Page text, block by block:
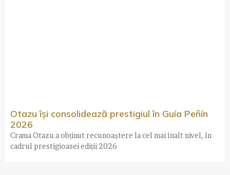
Otazu își consolidează prestigiul în Guía Peñín
2026
Crama Otazu a obținut recunoaștere la cel mai înalt nivel, în
cadrul prestigioasei ediții 2026